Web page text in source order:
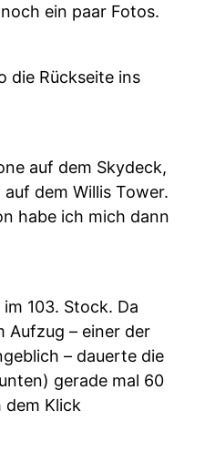
ein paar Fotos.
die Rückseite ins
auf dem Skydeck,
dem Willis Tower.
habe ich mich dann
103. Stock. Da
Aufzug – einer der
– dauerte die
gerade mal 60
dem Klick